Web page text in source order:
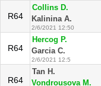
R64
Collins D.
Kalinina A.
2/6/2021 12:50
R64
Hercog P.
Garcia C.
2/6/2021 12:5
R64
Tan H.
Vondrousova M.